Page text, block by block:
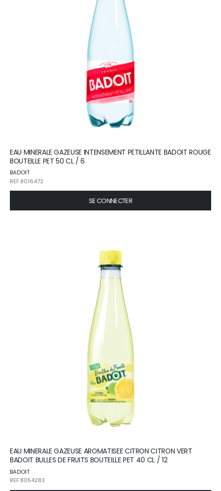
EAU MINERALE GAZEUSE INTENSEMENT PETILLANTE BADOIT ROUGE
BOUTEILLE PET 50 CL / 6
BADOIT
REF.8016472
SE CONNECTER
EAU MINERALE GAZEUSE AROMATISEE CITRON CITRON VERT
BADOIT BULLES DE FRUITS BOUTEILLE PET 40 CL / 12
BADOIT
REF.8054283